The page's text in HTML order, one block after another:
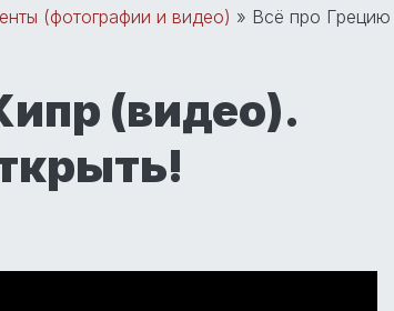
(фотографии и видео) » Всё про
(видео).